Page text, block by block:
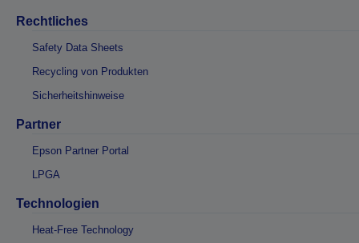
Rechtliches
Safety Data Sheets
Recycling von Produkten
Sicherheitshinweise
Partner
Epson Partner Portal
LPGA
Technologien
Heat-Free Technology